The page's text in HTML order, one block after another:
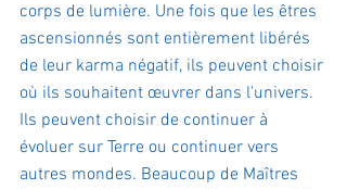
corps de lumière. Une fois que les êtres
ascensionnés sont entièrement libérés
de leur karma négatif, ils peuvent choisir
où ils souhaitent œuvrer dans l'univers.
Ils peuvent choisir de continuer à
évoluer sur Terre ou continuer vers
autres mondes. Beaucoup de Maîtres